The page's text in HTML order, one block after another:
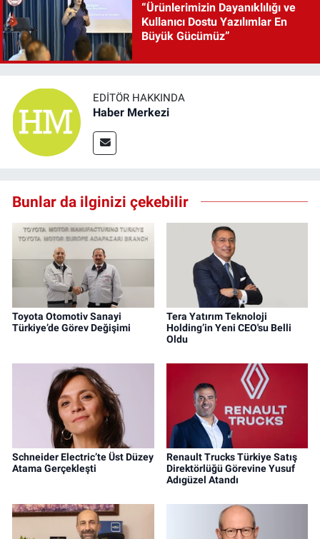
“Ürünlerimizin Dayanıklılığı ve
Kullanıcı Dostu Yazılımlar En
Büyük Gücümüz”
EDITÖR HAKKINDA
Haber Merkezi
Bunlar da ilginizi çekebilir
Toyota Otomotiv Sanayi
Türkiye’de Görev Değişimi
Tera Yatırım Teknoloji
Holding’in Yeni CEO'su Belli
Oldu
Schneider Electric’te Üst Düzey
Atama Gerçekleşti
Renault Trucks Türkiye Satış
Direktörlüğü Görevine Yusuf
Adıgüzel Atandı